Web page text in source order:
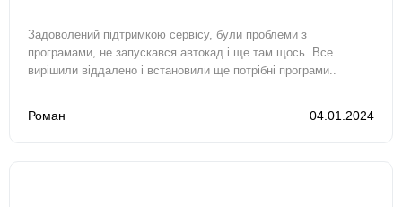
Задоволений підтримкою сервісу, були проблеми з
програмами, не запускався автокад і ще там щось. Все
вирішили віддалено і встановили ще потрібні програми..
Роман 04.01.2024